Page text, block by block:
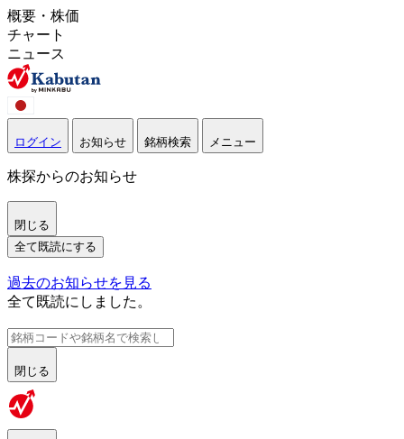
概要・株価
チャート
ニュース
ログイン お知らせ 銘柄検索 メニュー
株探からのお知らせ
閉じる
全て既読にする
過去のお知らせを見る
全て既読にしました。
閉じる